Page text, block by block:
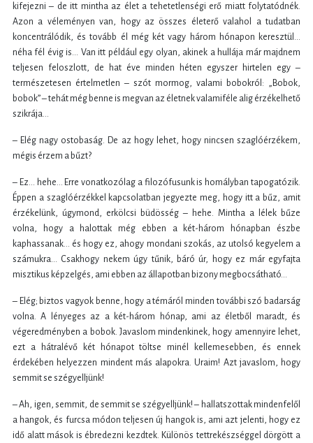
kifejezni – de itt mintha az élet a tehetetlenségi erő miatt folytatódnék.
Azon a véleményen van, hogy az összes életerő valahol a tudatban
koncentrálódik, és tovább él még két vagy három hónapon keresztül…
néha fél évig is… Van itt például egy olyan, akinek a hullája már majdnem
teljesen feloszlott, de hat éve minden héten egyszer hirtelen egy –
természetesen értelmetlen – szót mormog, valami bobokról: „Bobok,
bobok” – tehát még benne is megvan az életnek valamiféle alig érzékelhető
szikrája…
– Elég nagy ostobaság. De az hogy lehet, hogy nincsen szaglóérzékem,
mégis érzem a bűzt?
– Ez… hehe… Erre vonatkozólag a filozófusunk is homályban tapogatózik.
Éppen a szaglóérzékkel kapcsolatban jegyezte meg, hogy itt a bűz, amit
érzékelünk, úgymond, erkölcsi büdösség – hehe. Mintha a lélek bűze
volna, hogy a halottak még ebben a két-három hónapban észbe
kaphassanak… és hogy ez, ahogy mondani szokás, az utolsó kegyelem a
számukra… Csakhogy nekem úgy tűnik, báró úr, hogy ez már egyfajta
misztikus képzelgés, ami ebben az állapotban bizony megbocsátható…
– Elég; biztos vagyok benne, hogy a témáról minden további szó badarság
volna. A lényeges az a két-három hónap, ami az életből maradt, és
végeredményben a bobok. Javaslom mindenkinek, hogy amennyire lehet,
ezt a hátralévő két hónapot töltse minél kellemesebben, és ennek
érdekében helyezzen mindent más alapokra. Uraim! Azt javaslom, hogy
semmit se szégyelljünk!
– Ah, igen, semmit, de semmit se szégyelljünk! – hallatszottak mindenfelől
a hangok, és furcsa módon teljesen új hangok is, ami azt jelenti, hogy ez
idő alatt mások is ébredezni kezdtek. Különös tettrekészséggel dörgött a